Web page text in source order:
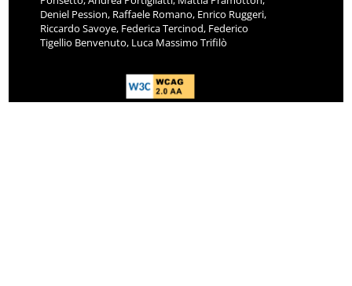
Deniel Pession, Raffaele Romano, Enrico Ruggeri,
Riccardo Savoye, Federica Tercinod, Federico
Tigellio Benvenuto, Luca Massimo Trifilò